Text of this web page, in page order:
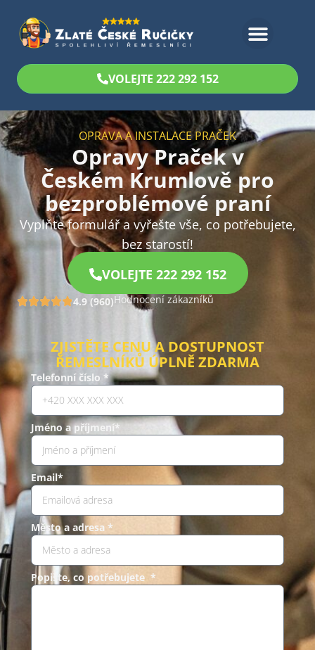
VOLEJTE 222 292 152
OPRAVA A INSTALACE PRAČEK
Opravy Praček v
Českém Krumlově pro
bezproblémové praní
Vyplňte formulář a vyřešte vše, co potřebujete,
bez starostí!
VOLEJTE 222 292 152
4.9 (960)Hodnocení zákazníků
ZJISTĚTE CENU A DOSTUPNOST
ŘEMESLNÍKŮ ÚPLNĚ ZDARMA
Telefonní číslo *
Jméno a příjmení*
Email*
Město a adresa *
Popište, co potřebujete *